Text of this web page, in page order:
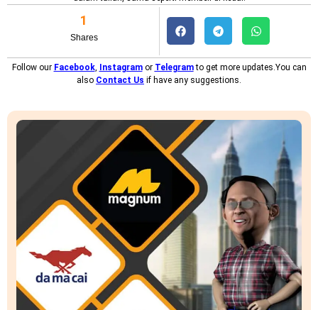
Shares
1
Follow our Facebook, Instagramor Telegramto get more updates.You can
also Contact Us if have any suggestions.